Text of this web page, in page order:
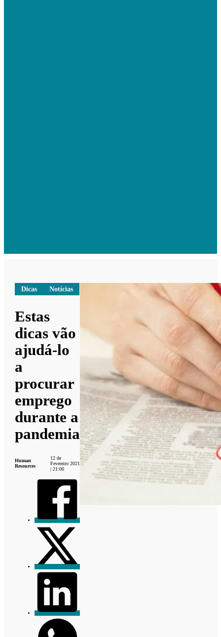
Dicas Notícias
Estas
dicas vão
ajudá-lo
a
procurar
emprego
durante a
pandemia
Human
Resources
12 de
Fevereiro 2021
| 21:00